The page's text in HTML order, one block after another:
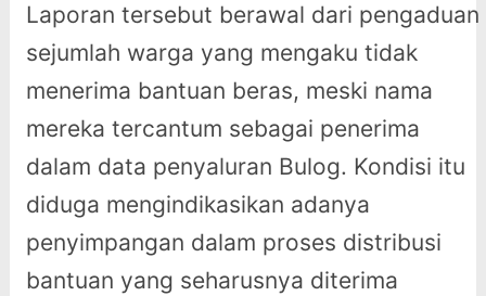
Laporan tersebut berawal dari pengaduan
sejumlah warga yang mengaku tidak
menerima bantuan beras, meski nama
mereka tercantum sebagai penerima
dalam data penyaluran Bulog. Kondisi itu
diduga mengindikasikan adanya
penyimpangan dalam proses distribusi
bantuan yang seharusnya diterima